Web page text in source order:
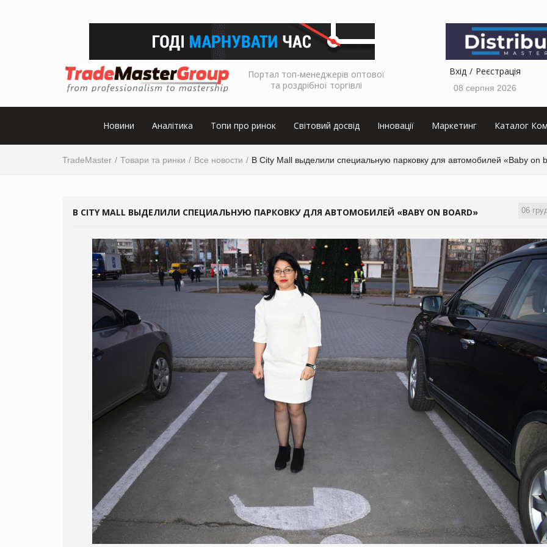
Портал топ-менеджерів оптової
та роздрібної торгівлі
Вхід Реєстрація
08 серпня 2026
Новини Аналітика Топи про ринок Світовий досвід Інновації Маркетинг Каталог
TradeMaster Товари та ринки Все новости В City Mall выделили специальную парковку для автомобилей «Baby on
06
В CITY MALL ВЫДЕЛИЛИ СПЕЦИАЛЬНУЮ ПАРКОВКУ ДЛЯ АВТОМОБИЛЕЙ «BABY ON BOARD»